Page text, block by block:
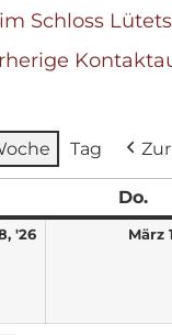
Schloss
Tag
Do.
'26 März